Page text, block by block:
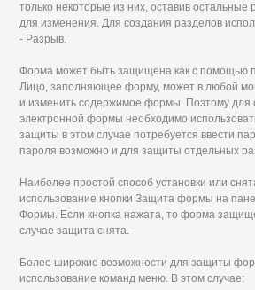
только некоторые из них, оставив
для изменения. Для создания разделов
- Разрыв.
Форма может быть защищена как с помощью
Лицо, заполняющее форму, может в любой
и изменить содержимое формы. Поэтому для
электронной формы необходимо
защиты в этом случае потребуется ввести
пароля возможно и для защиты отдельных
Наиболее простой способ установки или
использование кнопки Защита формы на
Формы. Если кнопка нажата, то форма
случае защита снята.
Более широкие возможности для защиты
использование команд меню. В этом случае: